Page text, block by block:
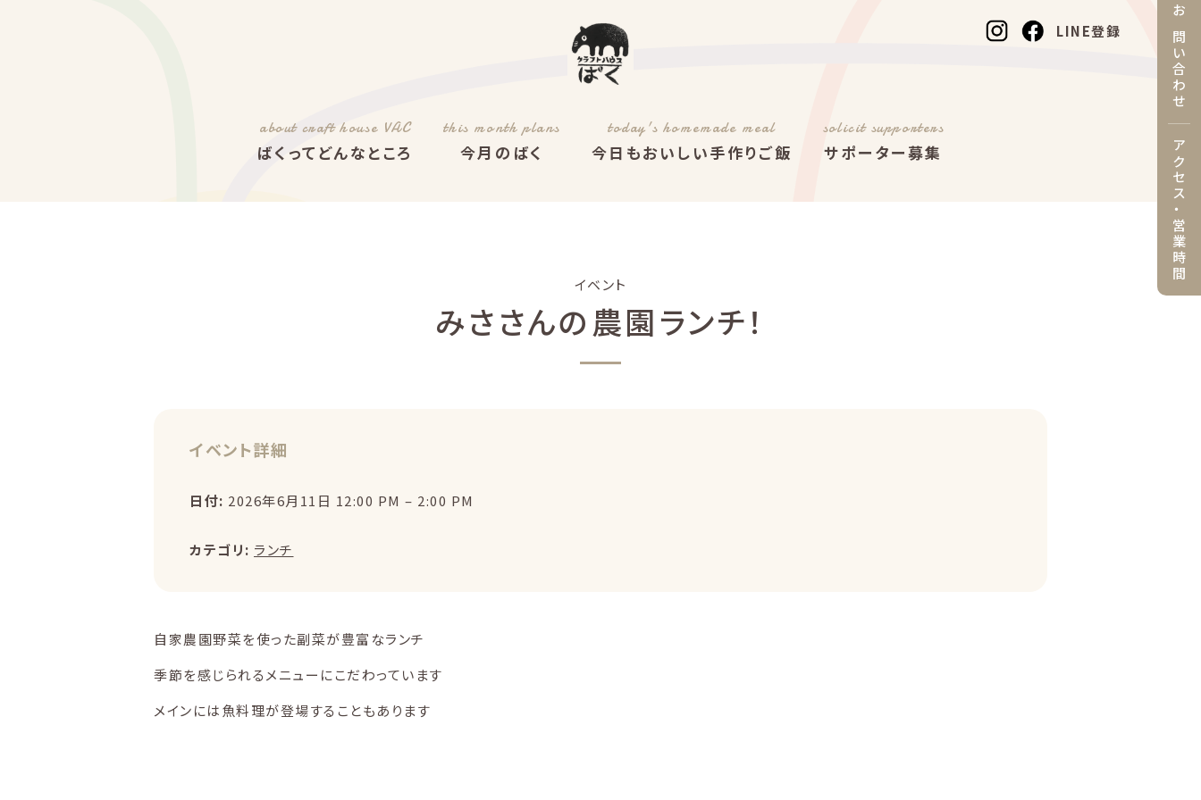
about craft house VAC
ばくってどんなところ
this month plans
今月のばく
today's homemade meal
今日もおいしい手作りご飯
solicit supporters
サポーター募集
お問い合わせ
アクセス・営業時間
LINE登録
イベント
みささんの農園ランチ！
イベント詳細
日付: 2026年6月11日 12:00 PM – 2:00 PM
カテゴリ: ランチ
自家農園野菜を使った副菜が豊富なランチ
季節を感じられるメニューにこだわっています
メインには魚料理が登場することもあります